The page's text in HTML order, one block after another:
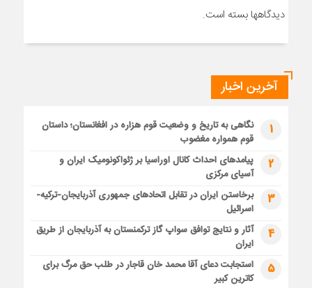
دیدگاهها بسته است.
آخرین اخبار
1
نگاهی به تاریخ و وضعیت قوم هزاره در افغانستان؛ داستان
قوم همواره مغضوب
2
پیامدهای احداث کانال اوراسیا بر ژئواکونومیک ایران و
آسیای مرکزی
3
برخاستن ایران در تقابل اتحادهای جمهوری آذربایجان-ترکیه-
اسرائیل
4
آثار و نتایج توافق سواپ گاز ترکمنستان به آذربایجان از طریق
ایران
5
استجابت دعای آقا محمد خان قاجار در طلب حق مرگ برای
کاترین کبیر